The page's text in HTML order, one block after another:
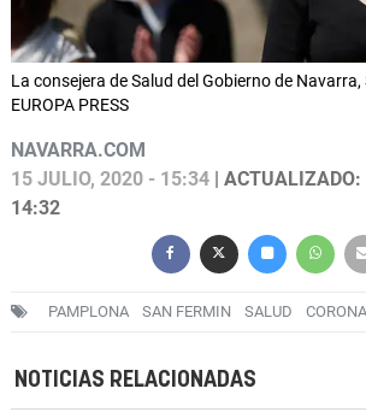
La consejera de Salud del Gobierno de
EUROPA PRESS
NAVARRA.COM
15 JULIO, 2020 - 15:34 |
14:32
PAMPLONA SAN FERMIN SALUD
NOTICIAS RELACIONADAS